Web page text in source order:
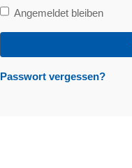
Bleibe
angemeldet
Angemeldet bleiben
Passwort vergessen?